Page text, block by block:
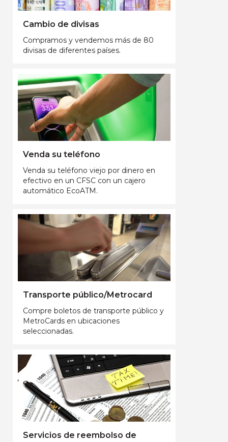
Cambio de divisas
Compramos y vendemos más de 80
divisas de diferentes países.
Venda su teléfono
Venda su teléfono viejo por dinero en
efectivo en un CFSC con un cajero
automático EcoATM.
Transporte público/Metrocard
Compre boletos de transporte público y
MetroCards en ubicaciones
seleccionadas.
Servicios de reembolso de